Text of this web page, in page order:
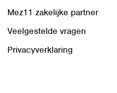
Mez11 zakelijke partner
Veelgestelde vragen
Privacyverklaring